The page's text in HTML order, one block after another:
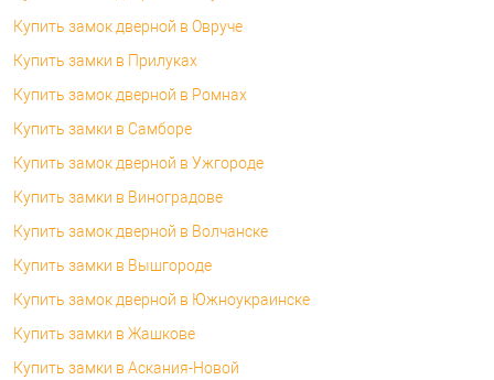
Купить замок дверной в Овруче
Купить замки в Прилуках
Купить замок дверной в Ромнах
Купить замки в Самборе
Купить замок дверной в Ужгороде
Купить замки в Виноградове
Купить замок дверной в Волчанске
Купить замки в Вышгороде
Купить замок дверной в Южноукраинске
Купить замки в Жашкове
Купить замки в Аскания-Новой